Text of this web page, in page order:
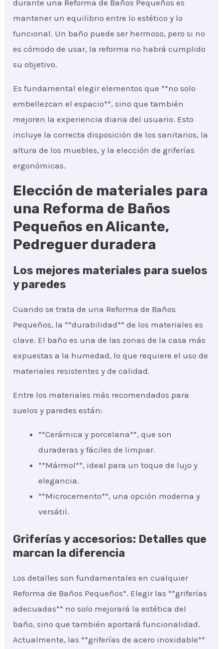
durante una Reforma de Baños Pequeños es
mantener un equilibrio entre lo estético y lo
funcional. Un baño puede ser hermoso, pero si no
es cómodo de usar, la reforma no habrá cumplido
su objetivo.
Es fundamental elegir elementos que **no solo
embellezcan el espacio**, sino que también
mejoren la experiencia diaria del usuario. Esto
incluye la correcta disposición de los sanitarios, la
altura de los muebles, y la elección de griferías
ergonómicas.
Elección de materiales para
una Reforma de Baños
Pequeños en Alicante,
Pedreguer duradera
Los mejores materiales para suelos
y paredes
Cuando se trata de una Reforma de Baños
Pequeños, la **durabilidad** de los materiales es
clave. El baño es una de las zonas de la casa más
expuestas a la humedad, lo que requiere el uso de
materiales resistentes y de calidad.
Entre los materiales más recomendados para
suelos y paredes están:
**Cerámica y porcelana**, que son
duraderas y fáciles de limpiar.
**Mármol**, ideal para un toque de lujo y
elegancia.
**Microcemento**, una opción moderna y
versátil.
Griferías y accesorios: Detalles que
marcan la diferencia
Los detalles son fundamentales en cualquier
Reforma de Baños Pequeños*. Elegir las **griferías
adecuadas** no solo mejorará la estética del
baño, sino que también aportará funcionalidad.
Actualmente, las **griferías de acero inoxidable**